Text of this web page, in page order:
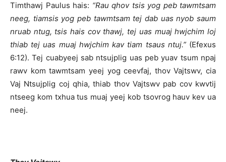
Timthawj Paulus hais: “Rau qhov tsis yog peb tawmtsam
neeg, tiamsis yog peb tawmtsam tej dab uas nyob saum
nruab ntug, tsis hais cov thawj, tej uas muaj hwjchim loj
thiab tej uas muaj hwjchim kav tiam tsaus ntuj.” (Efexus
6:12). Tej cuabyeej sab ntsujplig uas peb yuav tsum npaj
rawv kom tawmtsam yeej yog ceevfaj, thov Vajtswv, cia
Vaj Ntsujplig coj qhia, thiab thov Vajtswv pab cov kwvtij
ntseeg kom txhua tus muaj yeej kob tsovrog hauv kev ua
neej.